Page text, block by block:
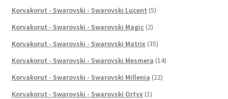
Korvakorut - Swarovski - Swarovski Lucent (5)
Korvakorut - Swarovski - Swarovski Magic (2)
Korvakorut - Swarovski - Swarovski Matrix (35)
Korvakorut - Swarovski - Swarovski Mesmera (14)
Korvakorut - Swarovski - Swarovski Millenia (22)
Korvakorut - Swarovski - Swarovski Ortyx (1)